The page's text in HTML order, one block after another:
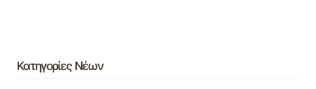
Κατηγορίες Νέων